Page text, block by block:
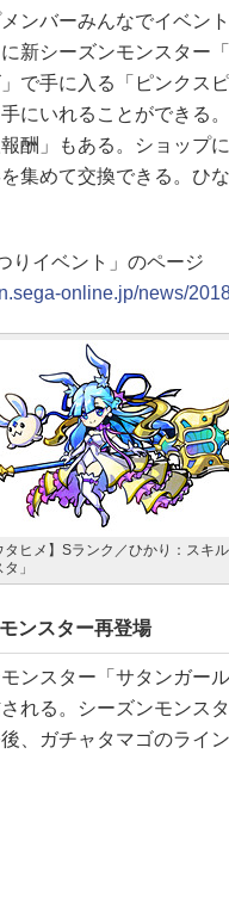
ンバーみんなでイベン
新シーズンモンスター
で手に入る「ピンクス
手にいれることができる
酬」もある。ショップ
集めて交換できる。ひ
りイベント」のページ
online.jp/news/
タヒメ】Sランク／ひかり：スキ
」
ンスター再登場
ンスター「サタンガー
れる。シーズンモンス
、ガチャタマゴのライ